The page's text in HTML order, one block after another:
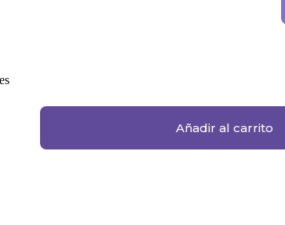
Añadir al carrito